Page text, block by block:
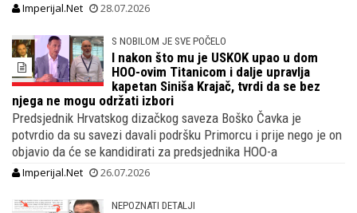
Imperijal.Net 28.07.2026
S NOBILOM JE SVE POČELO
I nakon što mu je USKOK upao u dom
HOO-ovim Titanicom i dalje upravlja
kapetan Siniša Krajač, tvrdi da se bez
njega ne mogu održati izbori
Predsjednik Hrvatskog dizačkog saveza Boško Čavka je
potvrdio da su savezi davali podršku Primorcu i prije nego je on
objavio da će se kandidirati za predsjednika HOO-a
Imperijal.Net 26.07.2026
NEPOZNATI DETALJI